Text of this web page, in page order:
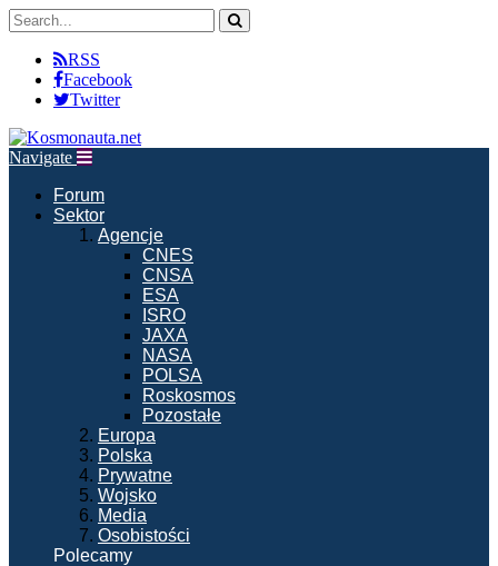
RSS
Facebook
Twitter
Navigate
Forum
Sektor
Agencje
CNES
CNSA
ESA
ISRO
JAXA
NASA
POLSA
Roskosmos
Pozostałe
Europa
Polska
Prywatne
Wojsko
Media
Osobistości
Polecamy